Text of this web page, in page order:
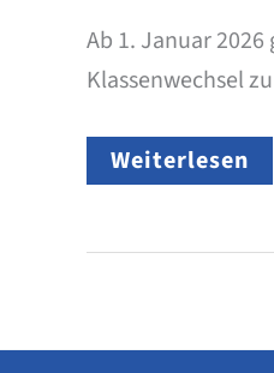
Ab 1. Januar
Klassenwechsel
Nizza-
Klassifikation
2026
Weiterlesen